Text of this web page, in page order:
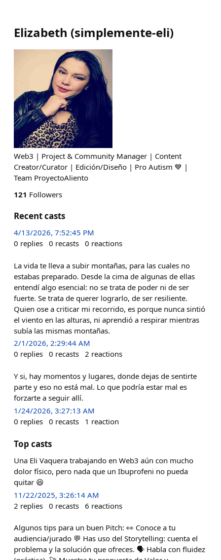
Elizabeth (simplemente-eli)
Web3 | Project & Community Manager | Content
Creator/Curator | Edición/Diseño | Pro Autism 💙 |
Team ProyectoAliento
121 Followers
Recent casts
4/13/2026, 7:52:45 PM
0 replies 0 recasts 0 reactions
La vida te lleva a subir montañas, para las cuales no
estabas preparado. Desde la cima de algunas de ellas
entendí algo esencial: no se trata de poder ni de ser
fuerte. Se trata de querer lograrlo, de ser resiliente.
Quien ose a criticar mi recorrido, es porque nunca sintió
el viento en las alturas, ni aprendió a respirar mientras
subía las mismas montañas.
2/1/2026, 2:29:44 AM
0 replies 0 recasts 2 reactions
Y si, hay momentos y lugares, donde dejas de sentirte
parte y eso no está mal. Lo que podría estar mal es
forzarte a seguir allí.
1/24/2026, 3:27:13 AM
0 replies 0 recasts 1 reaction
Top casts
Una Eli Vaquera trabajando en Web3 aún con mucho
dolor físico, pero nada que un Ibuprofeni no pueda
quitar 😆
11/22/2025, 3:26:14 AM
2 replies 0 recasts 6 reactions
Algunos tips para un buen Pitch: 👀 Conoce a tu
audiencia/jurado 💬 Has uso del Storytelling: cuenta el
problema y la solución que ofreces. 🗣 Habla con fluidez